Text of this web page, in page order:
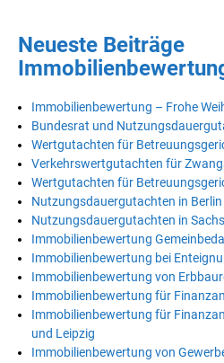
Neueste Beiträge
Immobilienbewertung – Frohe
Bundesrat und
Wertgutachten für
Verkehrswertgutachten für
Wertgutachten für
Nutzungsdauergutachten in Berlin
Nutzungsdauergutachten in
Immobilienbewertung
Immobilienbewertung bei
Immobilienbewertung von
Immobilienbewertung für
Immobilienbewertung für
und Leipzig
Immobilienbewertung von